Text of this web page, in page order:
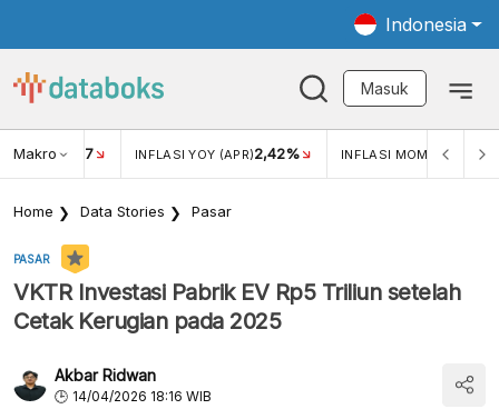
Indonesia
Masuk
Makro
USD/IDR 17 INFLASI YOY (APR)2,42% INFLASI MOM (MAR)
Home Data Stories Pasar
PASAR
VKTR Investasi Pabrik EV Rp5 Triliun setelah
Cetak Kerugian pada 2025
Akbar Ridwan
14/04/2026 18:16 WIB